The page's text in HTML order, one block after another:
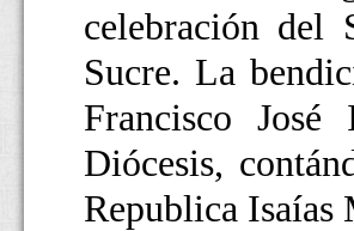
celebración del
Sucre. La
Francisco
Diócesis,
Republica Isaías